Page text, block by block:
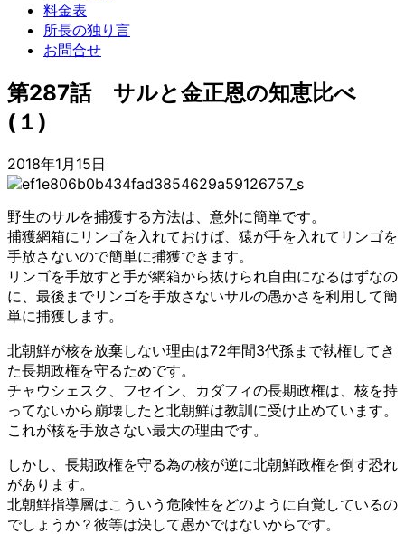
料金表
所長の独り言
お問合せ
第287話 サルと金正恩の知恵比べ
(１)
2018年1月15日
野生のサルを捕獲する方法は、意外に簡単です。
捕獲網箱にリンゴを入れておけば、猿が手を入れてリンゴを
手放さないので簡単に捕獲できます。
リンゴを手放すと手が網箱から抜けられ自由になるはずなの
に、最後までリ ンゴを手放さないサルの愚かさを利用して簡
単に捕獲します。
北朝鮮が核を放棄しない理由は72年間3代孫まで執権してき
た長期政権を守るためです。
チャウシェスク、フセイン、カダフィの長期政権は、核を持
ってないから崩壊したと北朝鮮は教訓に受け止めています。
これが核を手放さない最大の理由です。
しかし、長期政権を守る為の核が逆に北朝鮮政権を倒す恐れ
があります。
北朝鮮指導層はこういう危険性をどのように自覚しているの
でしょうか？彼等は決して愚かではないからです。